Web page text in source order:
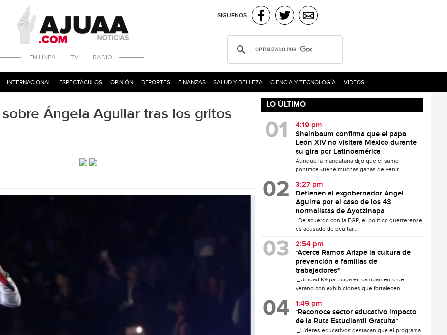
·EN LÍNEA. ·T.V. ·RADIO
SIGUENOS
INTERNACIONAL ESPECTÁCULOS OPINIÓN DEPORTES FINANZAS SALUD Y BELLEZA CIENCIA Y TECNOLOGÍA VIDEOS
Ángela Aguilar tras los gritos
LO ÚLTIMO
4:19 pm
Sheinbaum confirma que el papa
León XIV no visitará México durante
su gira por Latinoamérica
Aunque la mandataria dijo que el sumo
pontífice «tiene muchas ganas de venir...
3:27 pm
Detienen al exgobernador Ángel
Aguirre por el caso de los 43
normalistas de Ayotzinapa
De acuerdo con la FGR, el político guerrerense
es acusado de ocultar...
2:54 pm
*Acerca Ramos Arizpe la cultura de
prevención a familias de
trabajadores*
_Unidad K9 participa en campamento de
verano con exhibiciones que fortalecen...
1:49 pm
*Reconoce sector educativo impacto
de la Ruta Estudiantil Gratuita*
_Líderes educativos destacan que el programa